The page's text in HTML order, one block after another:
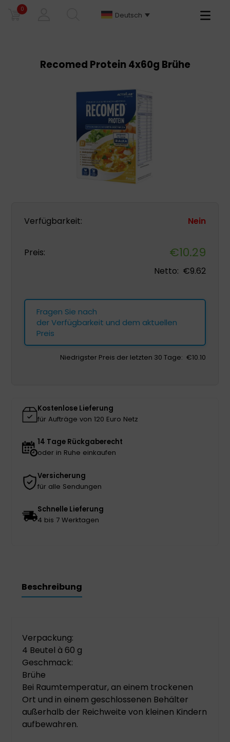
0
Deutsch
Primary
Recomed Protein 4x60g Brühe
Verfügbarkeit: Nein
Preis: €10.29
Netto: €9.62
Fragen Sie nach
der Verfügbarkeit und dem aktuellen
Preis
Niedrigster Preis der letzten 30 Tage: €10.10
Kostenlose Lieferung
für Aufträge von 120 Euro Netz
14 Tage Rückgaberecht
oder in Ruhe einkaufen
Versicherung
für alle Sendungen
Schnelle Lieferung
4 bis 7 Werktagen
Beschreibung
Verpackung:
4 Beutel à 60 g
Geschmack:
Brühe
Bei Raumtemperatur, an einem trockenen
Ort und in einem geschlossenen Behälter
außerhalb der Reichweite von kleinen Kindern
aufbewahren.